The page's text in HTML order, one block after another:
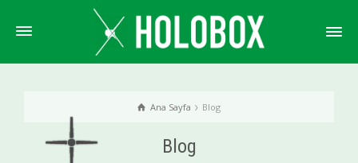
Ana Sayfa Blog
Blog